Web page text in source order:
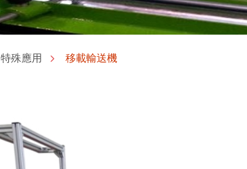
特殊應用 移載輸送機